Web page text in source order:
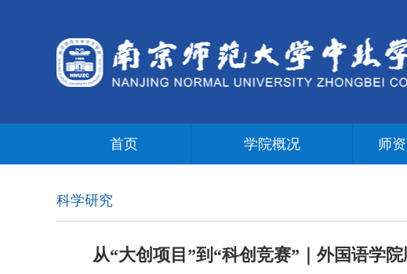
首页 学院概况 师
科学研究
从“大创项目”到“科创竞赛”｜外国语学